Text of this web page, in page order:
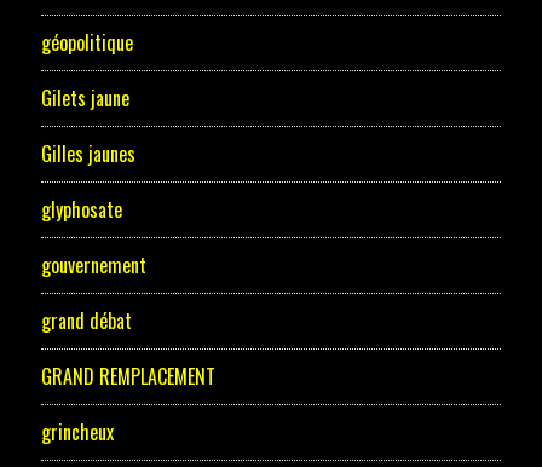
géopolitique
Gilets jaune
Gilles jaunes
glyphosate
gouvernement
grand débat
GRAND REMPLACEMENT
grincheux